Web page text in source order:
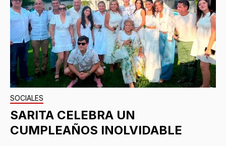
SOCIALES
SARITA CELEBRA UN
CUMPLEAÑOS INOLVIDABLE